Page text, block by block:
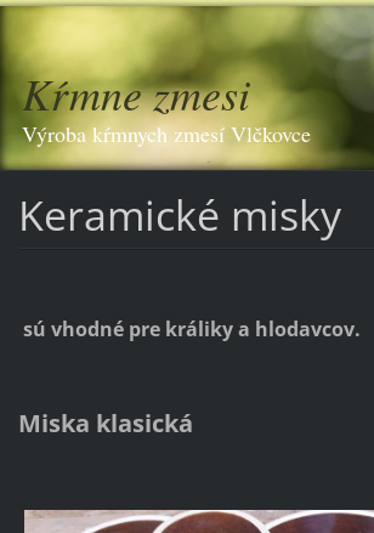
Kŕmne zmesi
Výroba kŕmnych zmesí Vlčkovce
Keramické misky
sú vhodné pre králiky a hlodavcov.
Miska klasická